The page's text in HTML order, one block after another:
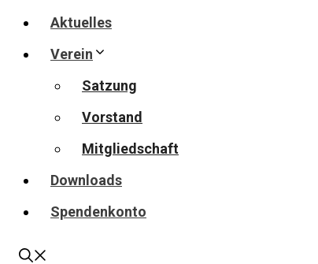
Aktuelles
Verein
Satzung
Vorstand
Mitgliedschaft
Downloads
Spendenkonto